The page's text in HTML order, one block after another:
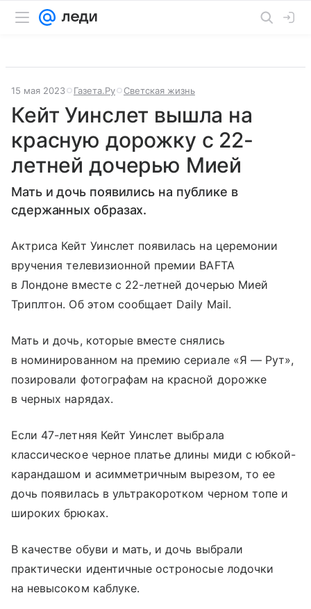
15 мая 2023 Газета.Ру Светская жизнь
Кейт Уинслет вышла на
красную дорожку с 22-
летней дочерью Мией
Мать и дочь появились на публике в
сдержанных образах.
Актриса Кейт Уинслет появилась на церемонии
вручения телевизионной премии BAFTA
в Лондоне вместе с 22-летней дочерью Мией
Триплтон. Об этом сообщает Daily Mail.
Мать и дочь, которые вместе снялись
в номинированном на премию сериале «Я — Рут»,
позировали фотографам на красной дорожке
в черных нарядах.
Если 47-летняя Кейт Уинслет выбрала
классическое черное платье длины миди с юбкой-
карандашом и асимметричным вырезом, то ее
дочь появилась в ультракоротком черном топе и
широких брюках.
В качестве обуви и мать, и дочь выбрали
практически идентичные остроносые лодочки
на невысоком каблуке.